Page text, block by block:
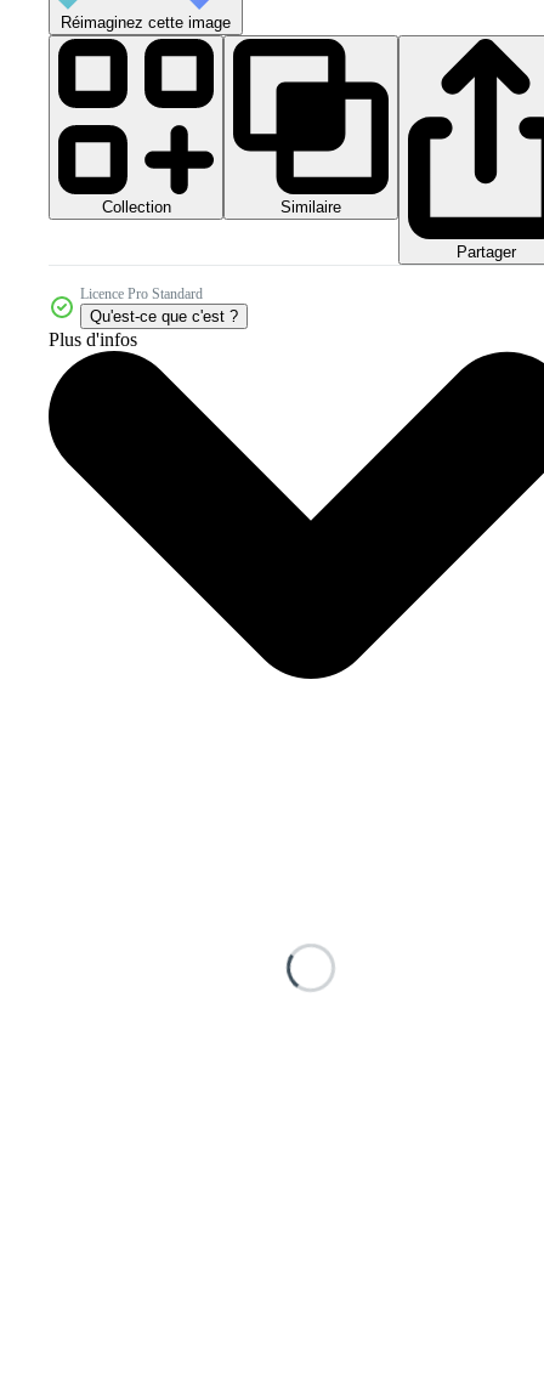
Réimaginez cette image
Collection Similaire
Partager
Licence Pro Standard
Qu'est-ce que c'est ?
Plus d'infos